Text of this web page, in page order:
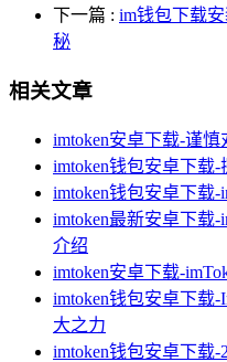
下一篇 : im钱包下载
秘
相关文章
imtoken安卓下载-谨
imtoken钱包安卓下载-
imtoken钱包安卓下载
imtoken最新安卓下载-
介绍
imtoken安卓下载-
imtoken钱包安卓下载
大之力
imtoken钱包安卓下载-